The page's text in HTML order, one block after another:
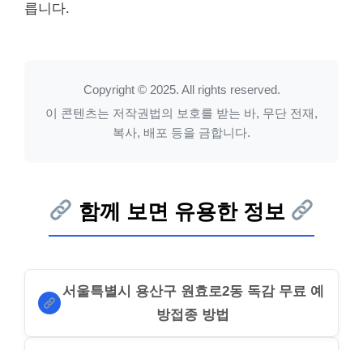
릅니다.
Copyright © 2025. All rights reserved.
이 콘텐츠는 저작권법의 보호를 받는 바, 무단 전재,
복사, 배포 등을 금합니다.
함께 보면 유용한 정보
서울특별시 용산구 원효로2동 독감 무료 예
방접종 방법